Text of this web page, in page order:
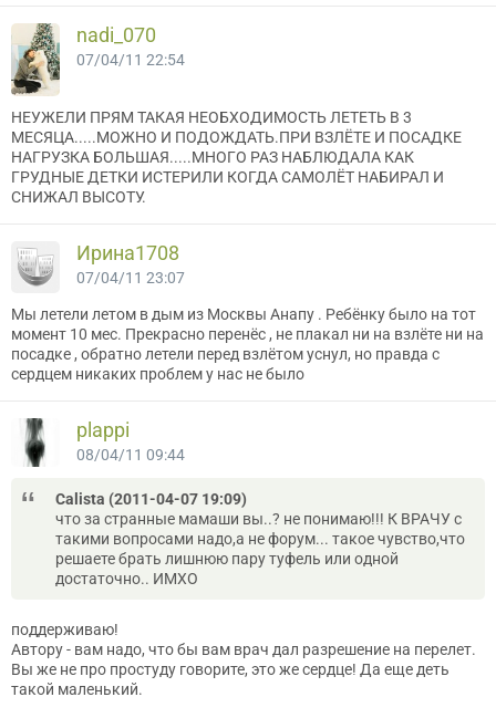
nadi_070
07/04/11 22:54
НЕУЖЕЛИ ПРЯМ ТАКАЯ НЕОБХОДИМОСТЬ ЛЕТЕТЬ В 3
МЕСЯЦА.....МОЖНО И ПОДОЖДАТЬ.ПРИ ВЗЛЁТЕ И ПОСАДКЕ
НАГРУЗКА БОЛЬШАЯ.....МНОГО РАЗ НАБЛЮДАЛА КАК
ГРУДНЫЕ ДЕТКИ ИСТЕРИЛИ КОГДА САМОЛЁТ НАБИРАЛ И
СНИЖАЛ ВЫСОТУ.
Ирина1708
07/04/11 23:07
Мы летели летом в дым из Москвы Анапу . Ребёнку было на тот
момент 10 мес. Прекрасно перенёс , не плакал ни на взлёте ни на
посадке , обратно летели перед взлётом уснул, но правда с
сердцем никаких проблем у нас не было
plappi
08/04/11 09:44
Cаlistа (2011-04-07 19:09)
что за странные мамаши вы..? не понимаю!!! К ВРАЧУ с
такими вопросами надо,а не форум... такое чувство,что
решаете брать лишнюю пару туфель или одной
достаточно.. ИМХО
поддерживаю!
Автору - вам надо, что бы вам врач дал разрешение на перелет.
Вы же не про простуду говорите, это же сердце! Да еще деть
такой маленький.